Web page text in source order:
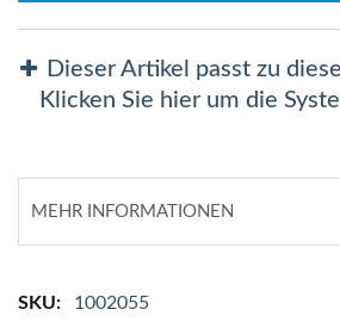
Dieser Artikel passt zu
Klicken Sie hier um die
MEHR INFORMATIONEN
Mehr
1002055